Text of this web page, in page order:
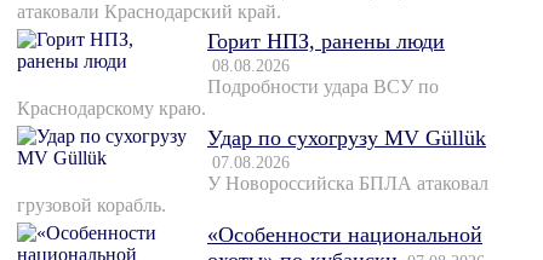
атаковали Краснодарский край.
Горит НПЗ, ранены люди
08.08.2026
Подробности удара ВСУ по
Краснодарскому краю.
Удар по сухогрузу MV Güllük
07.08.2026
У Новороссийска БПЛА атаковал
грузовой корабль.
«Особенности национальной